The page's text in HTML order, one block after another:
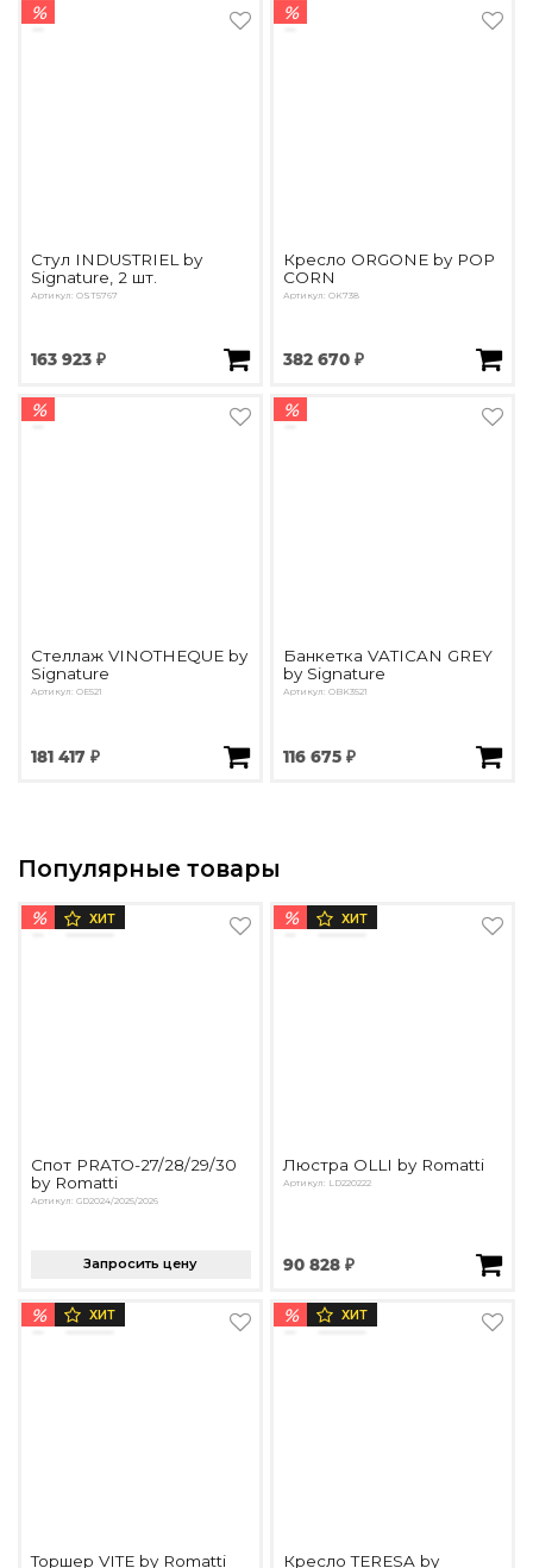
%
Стул INDUSTRIEL by
Signature, 2 шт.
Артикул: OST5767
163 923 ₽
%
Кресло ORGONE by POP
CORN
Артикул: OK738
382 670 ₽
%
Стеллаж VINOTHEQUE by
Signature
Артикул: OE521
181 417 ₽
%
Банкетка VATICAN GREY
by Signature
Артикул: OBK3521
116 675 ₽
Популярные товары
% ХИТ
Спот PRATO-27/28/29/30
by Romatti
Артикул: GD2024/2025/2026
Запросить цену
% ХИТ
Люстра OLLI by Romatti
Артикул: LD220222
90 828 ₽
% ХИТ
Торшер VITE by Romatti
% ХИТ
Кресло TERESA by